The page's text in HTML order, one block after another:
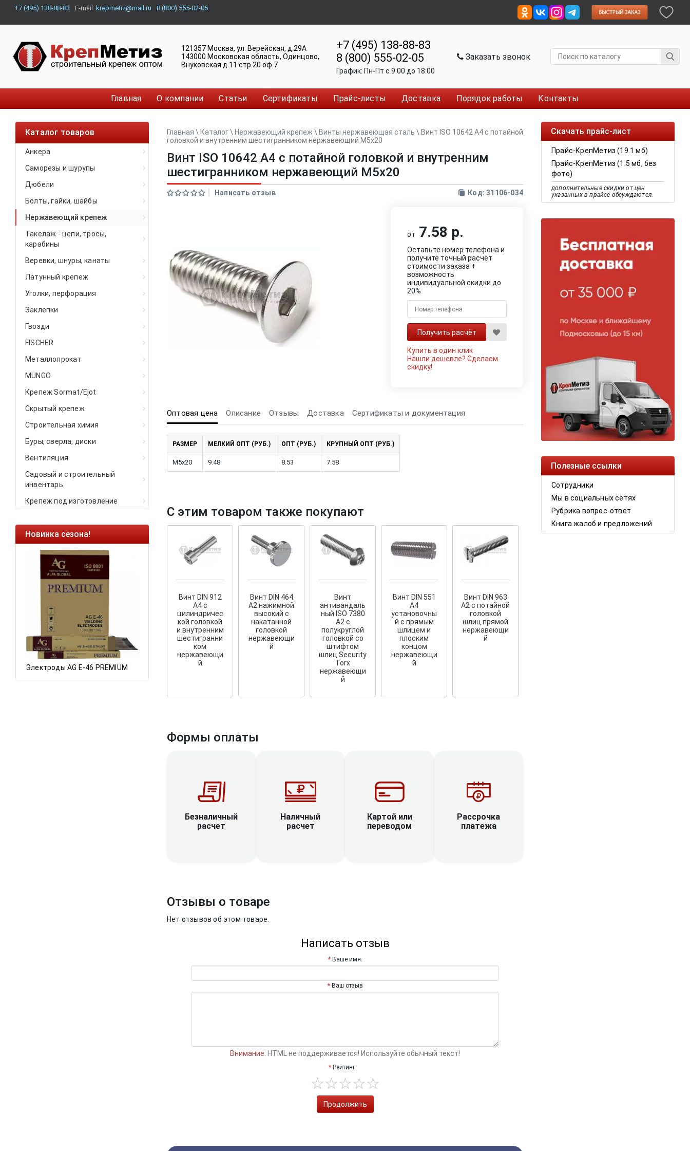
+7 (495) 138-88-83 E-mail: krepmetiz@mail.ru 8 (800) 555-02-05
121357 Москва, ул. Верейская, д.29А
143000 Московская область, Одинцово,
Внуковская д.11 стр.20 оф.7
+7 (495) 138-88-83
8 (800) 555-02-05
График: Пн-Пт c 9:00 до 18:00
Заказать звонок
Главная О компании Статьи Сертификаты Прайс-листы Доставка Порядок работы Контакты
Каталог товаров
Анкера
Саморезы и шурупы
Дюбели
Болты, гайки, шайбы
Нержавеющий крепеж
Такелаж - цепи, тросы,
карабины
Веревки, шнуры, канаты
Латунный крепеж
Уголки, перфорация
Заклепки
Гвозди
FISCHER
Металлопрокат
MUNGO
Крепеж Sormat/Ejot
Скрытый крепеж
Строительная химия
Буры, сверла, диски
Вентиляция
Садовый и строительный
инвентарь
Крепеж под изготовление
Новинка сезона!
Электроды AG E-46 PREMIUM
Ликвидация остатков!
Саморезы кровельные HKR-R
HARPOON EURO
остатков по ценам 2020 года!
Cкрытый крепеж
Крепление террас и фасадов
и фасадов.
Скачать прайс-лист
Прайс-КрепМетиз (19.1 мб)
Прайс-КрепМетиз (1.5 мб, без
фото)
дополнительные скидки от цен
указанных в прайсе обсуждаются.
Полезные ссылки
Сотрудники
Мы в социальных сетях
Рубрика вопрос-ответ
Книга жалоб и предложений
Главная \ Каталог\ Нержавеющий крепеж \ Винты нержавеющая сталь \ Винт ISO 10642 A4 с потайной
головкой и внутренним шестигранником нержавеющий M5x20
Винт ISO 10642 A4 с потайной головкой и внутренним
шестигранником нержавеющий M5x20
Написать отзыв Код: 31106-034
от 7.58 р.
Оставьте номер телефона и
получите точный расчёт
стоимости заказа +
возможность
индивидуальной скидки до
20%
Купить в один клик
Нашли дешевле?Сделаем
скидку!
Оптовая цена Описание Отзывы Доставка Сертификаты и документация
РАЗМЕР МЕЛКИЙ ОПТ (РУБ.) ОПТ (РУБ.) КРУПНЫЙ ОПТ (РУБ.)
M5x20 9.48 8.53 7.58
С этим товаром также покупают
Винт DIN 912
A4 с
цилиндричес
кой головкой
и внутренним
шестигранни
ком
нержавеющи
й
Винт DIN 464
А2 нажимной
высокий с
накатанной
головкой
нержавеющи
й
Винт
антивандаль
ный ISO 7380
А2 с
полукруглой
головкой со
штифтом
шлиц Security
Torx
нержавеющи
й
Винт DIN 551
A4
установочны
й с прямым
шлицем и
плоским
концом
нержавеющи
й
Винт DIN 963
А2 с потайной
головкой
шлиц прямой
нержавеющи
й
Формы оплаты
Безналичный
расчет
Наличный
расчет
Картой или
переводом
Рассрочка
платежа
Отзывы о товаре
Нет отзывов об этом товаре.
Написать отзыв
Ваше имя:
Ваш отзыв
Внимание: HTML не поддерживается! Используйте обычный текст!
Рейтинг
Продолжить